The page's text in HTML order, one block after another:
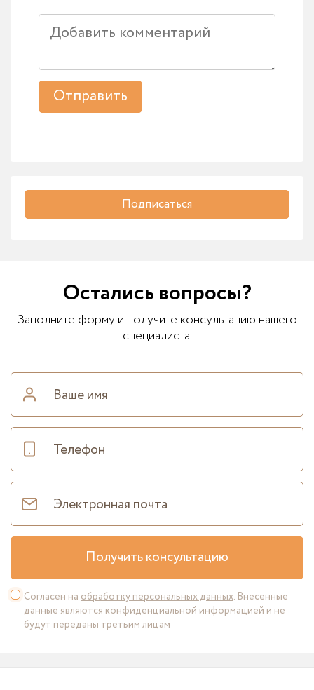
Отправить
Подписаться
Остались вопросы?
Заполните форму и получите консультацию нашего
специалиста.
Получить консультацию
Согласен на обработку персональных данных. Внесенные
данные являются конфиденциальной информацией и не
будут переданы третьим лицам